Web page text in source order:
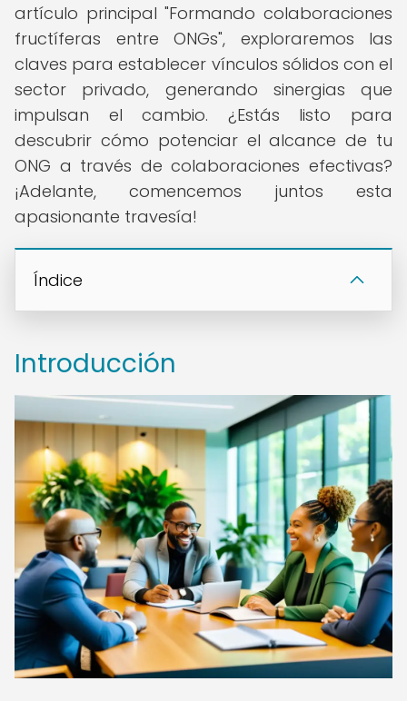
artículo principal "Formando colaboraciones
fructíferas entre ONGs", exploraremos las
claves para establecer vínculos sólidos con el
sector privado, generando sinergias que
impulsan el cambio. ¿Estás listo para
descubrir cómo potenciar el alcance de tu
ONG a través de colaboraciones efectivas?
¡Adelante, comencemos juntos esta
apasionante travesía!
Índice
Introducción